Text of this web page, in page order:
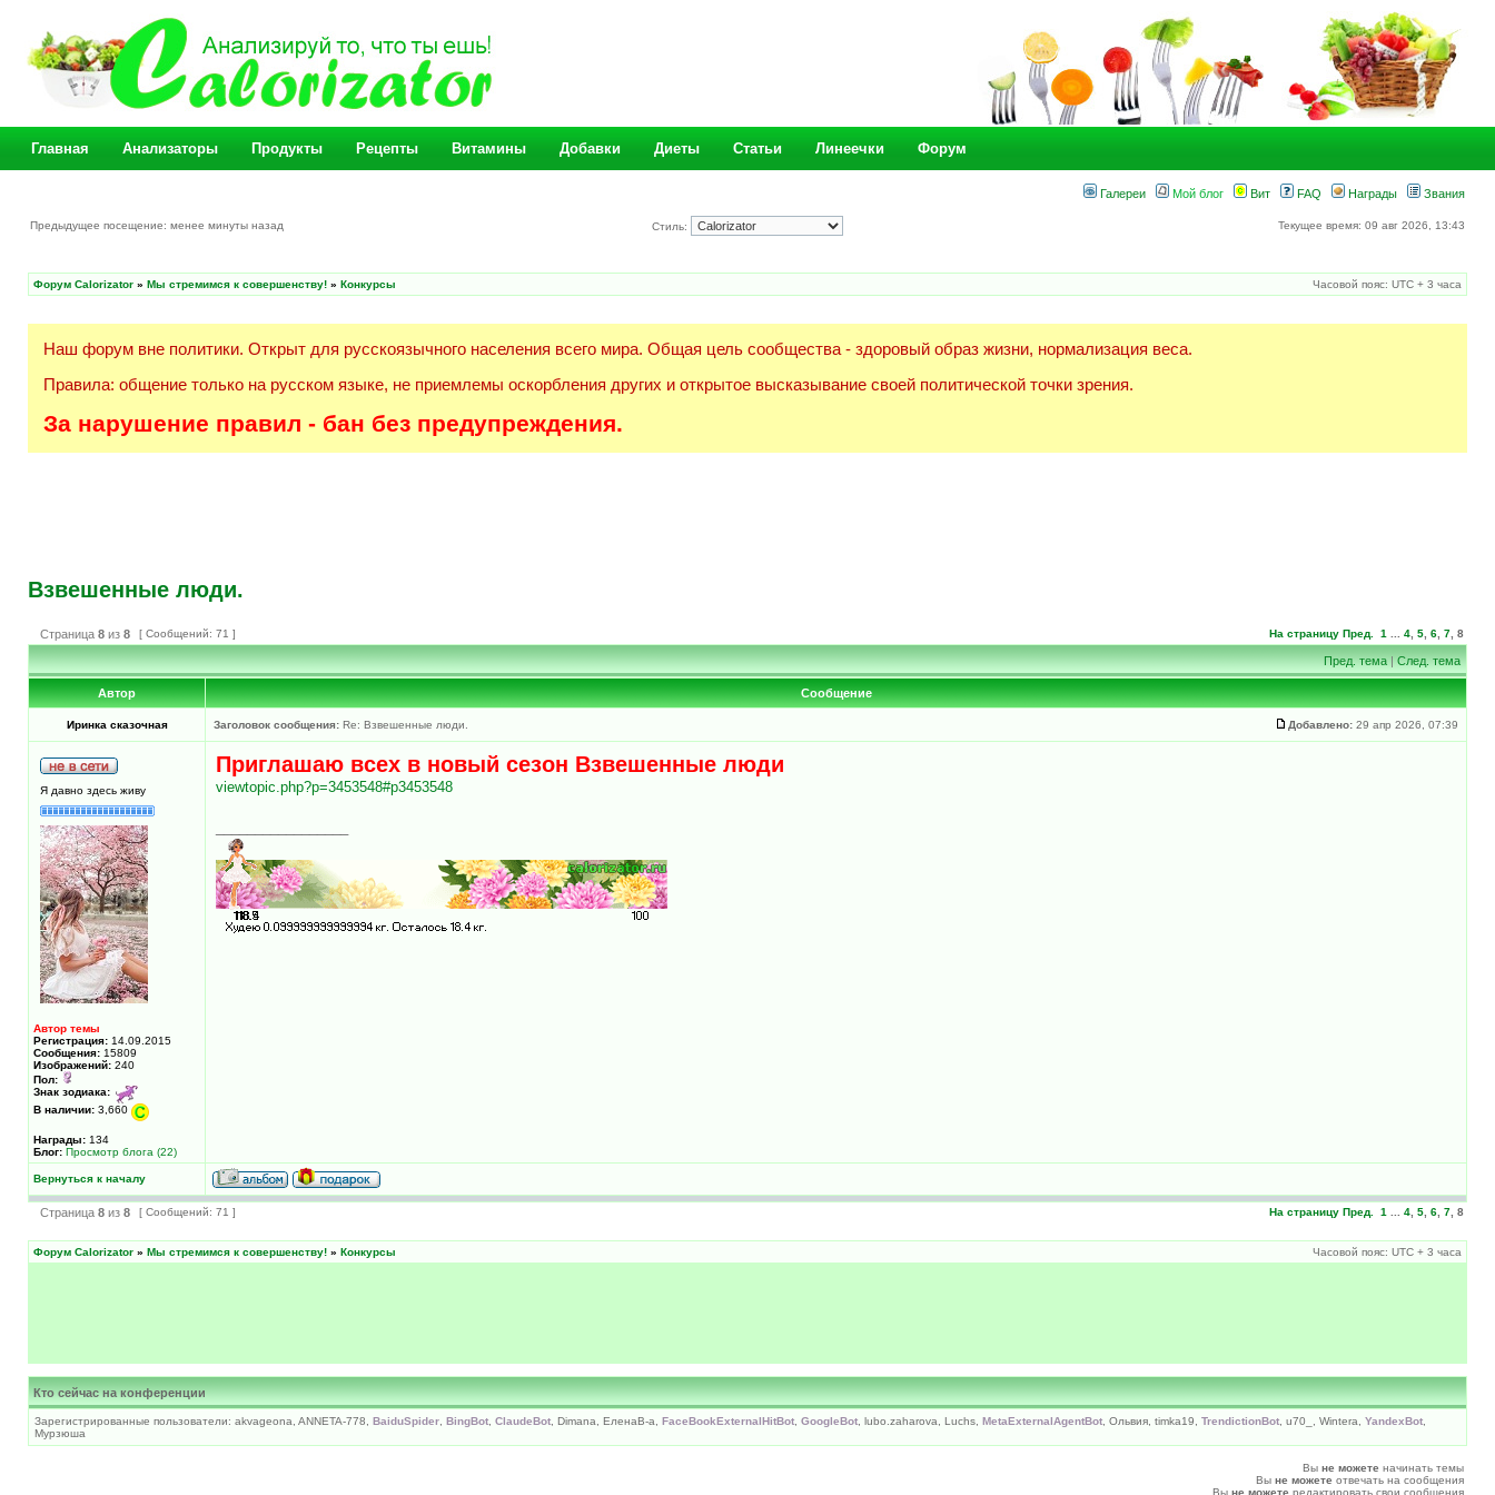
Главная Анализаторы Продукты Рецепты Витамины Добавки Диеты Статьи Линеечки Форум
Галереи Мой блог Вит FAQ Награды Звания
Предыдущее посещение: менее минуты назад Стиль: Текущее время: 09 авг 2026, 13:43
Форум Calorizator » Мы стремимся к совершенству! » Конкурсы Часовой пояс: UTC + 3 часа
Наш форум вне политики. Открыт для русскоязычного населения всего мира. Общая цель сообщества - здоровый образ жизни, нормализация веса.
Правила: общение только на русском языке, не приемлемы оскорбления других и открытое высказывание своей политической точки зрения.
За нарушение правил - бан без предупреждения.
Взвешенные люди.
Страница 8 из 8 [ Сообщений: 71 ] На страницу Пред. 1 4 5 6 7 8
Пред. тема|След. тема
Автор Сообщение
Иринка сказочная Заголовок сообщения: Re: Взвешенные люди. Добавлено: 29 апр 2026, 07:39
Я давно здесь живу
Автор темы
Регистрация: 14.09.2015
Сообщения: 15809
Изображений: 240
Пол:
Знак зодиака:
В наличии: 3,660
Награды: 134
Блог: Просмотр блога (22)
Приглашаю всех в новый сезон Взвешенные люди
viewtopic.php?p=3453548#p3453548
Вернуться к началу
Страница 8 из 8 [ Сообщений: 71 ] На страницу Пред. 1 4 5 6 7 8
Форум Calorizator » Мы стремимся к совершенству! » Конкурсы Часовой пояс: UTC + 3 часа
Кто сейчас на конференции
Зарегистрированные пользователи: akvageona, ANNETA-778, BaiduSpider BingBot ClaudeBot , Dimana, ЕленаВ-а, FaceBookExternalHitBot GoogleBot , lubo.zaharova, Luchs, MetaExternalAgentBot , Ольвия, timka19, TrendictionBot , u70_, Wintera, YandexBot
Мурзюша
Вы не можете начинать темы
Вы не можете отвечать на сообщения
Вы не можете редактировать свои сообщения